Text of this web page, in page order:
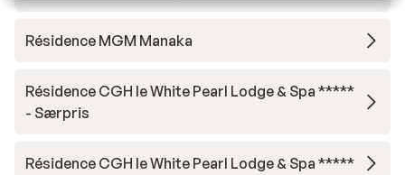
Résidence MGM Manaka
Résidence CGH le White Pearl Lodge & Spa *****
- Særpris
Résidence CGH le White Pearl Lodge & Spa *****